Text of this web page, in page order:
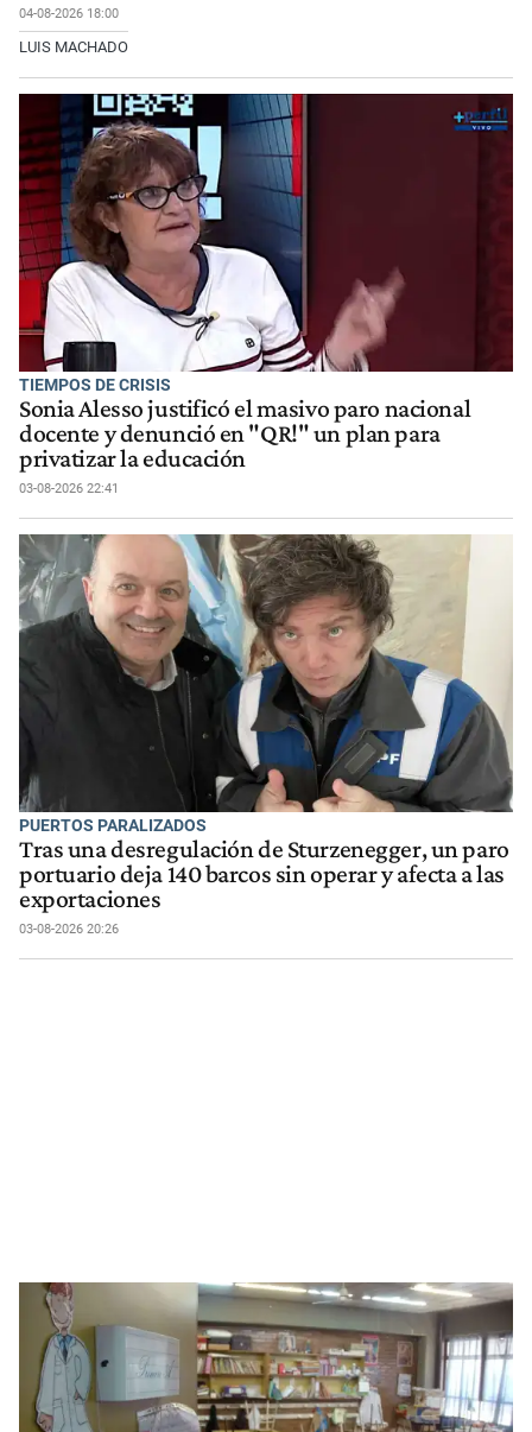
04-08-2026 18:00
LUIS MACHADO
TIEMPOS DE CRISIS
Sonia Alesso justificó el masivo paro nacional
docente y denunció en "QR!" un plan para
privatizar la educación
03-08-2026 22:41
PUERTOS PARALIZADOS
Tras una desregulación de Sturzenegger, un paro
portuario deja 140 barcos sin operar y afecta a las
exportaciones
03-08-2026 20:26